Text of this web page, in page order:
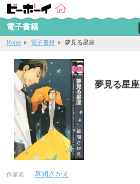
電子書籍
Home 電子書籍 夢見る星座
夢見る星座
作家名 草間さかえ